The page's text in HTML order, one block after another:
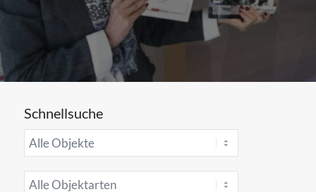
FEIERN SIE MIT!
Schnellsuche